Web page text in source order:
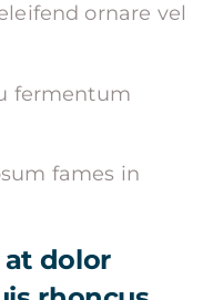
ornare vel
fermentum
fames in
at dolor